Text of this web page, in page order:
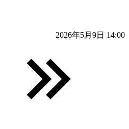
2026年5月9日 14:00